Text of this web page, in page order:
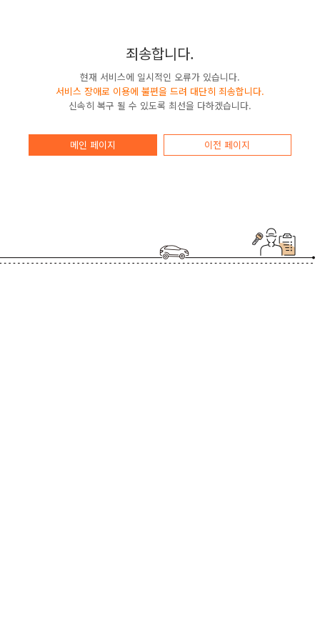
죄송합니다.
현재 서비스에 일시적인 오류가 있습니다.
서비스 장애로 이용에 불편을 드려 대단히 죄송합니다.
신속히 복구 될 수 있도록 최선을 다하겠습니다.
메인 페이지 이전 페이지